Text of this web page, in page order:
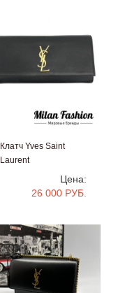
Клатч Yves Saint
Laurent
Цена:
26 000 РУБ.